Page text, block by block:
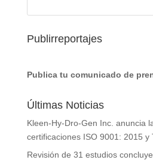
Publirreportajes
Publica tu comunicado de
Últimas Noticias
Kleen-Hy-Dro-Gen Inc. anuncia
certificaciones ISO 9001: 2015 y
Revisión de 31 estudios